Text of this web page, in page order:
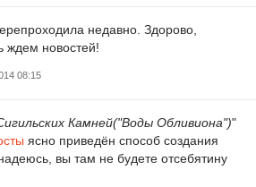
недавно. Здорово,
ждем новостей!
08:15
Камней("Воды Обливиона")"
ясно приведён способ создания
вы там не будете отсебятину